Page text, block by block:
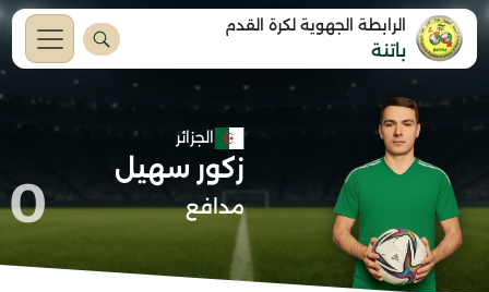
الرابطة الجهوية لكرة القدم
باتنة
الجزائر
زكور سهيل
مدافع 0